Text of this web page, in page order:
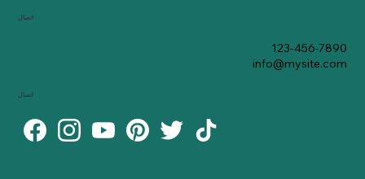
اتصال
123-456-7890
info@mysite.com
اتصال